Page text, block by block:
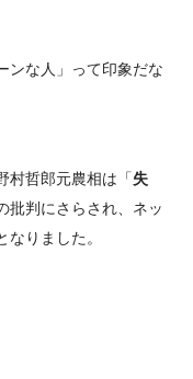
ンな人」って印象だな
村哲郎元農相は「失
批判にさらされ、ネッ
なりました。